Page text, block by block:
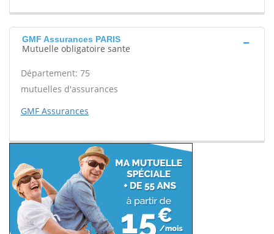
GMF Assurances PARIS
Mutuelle obligatoire sante
Département: 75
mutuelles d'assurances
GMF Assurances